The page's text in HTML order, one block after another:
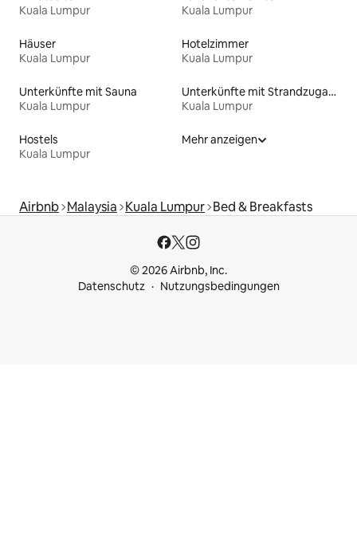
Kuala Lumpur
Kuala Lumpur
Häuser
Kuala Lumpur
Hotelzimmer
Kuala Lumpur
Unterkünfte mit Sauna
Kuala Lumpur
Unterkünfte mit Strandzugang
Kuala Lumpur
Hostels
Kuala Lumpur
Mehr anzeigen
Airbnb Malaysia Kuala Lumpur Bed & Breakfasts
© 2026 Airbnb, Inc.
Datenschutz
Nutzungsbedingungen